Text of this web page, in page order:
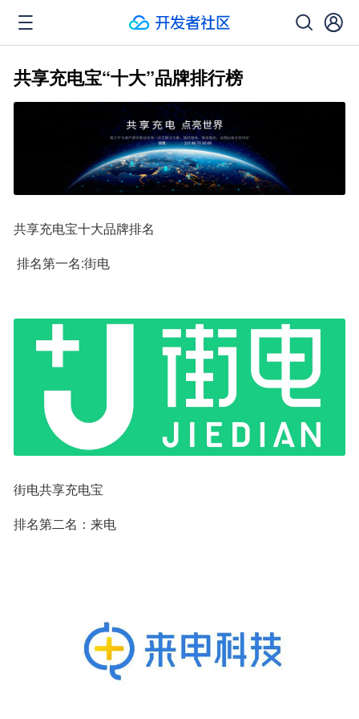
共享充电宝“十大”品牌排行榜
共享充电宝十大品牌排名
排名第一名:街电
街电共享充电宝
排名第二名：来电